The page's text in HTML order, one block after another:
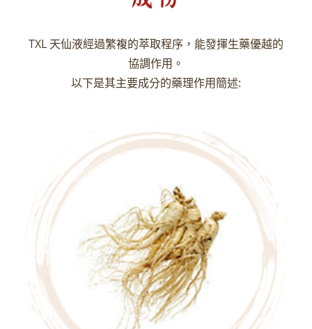
TXL 天仙液經過繁複的萃取程序，能發揮生藥優越的
協調作用。
以下是其主要成分的藥理作用簡述: